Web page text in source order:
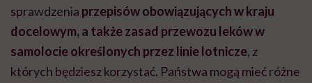
sprawdzenia przepisów obowiązujących w kraju
docelowym, a także zasad przewozu leków w
samolocie określonych przez linie lotnicze, z
których będziesz korzystać. Państwa mogą mieć różne